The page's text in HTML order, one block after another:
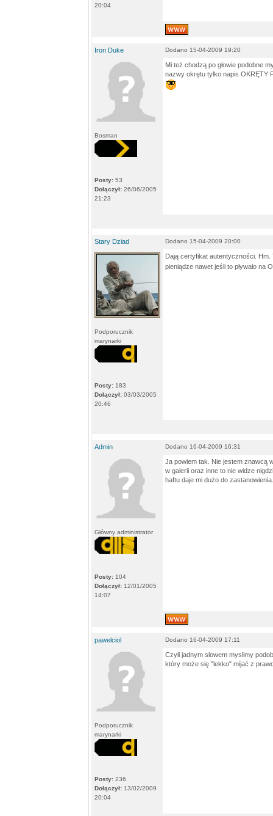
20:04
Iron Duke Dodano 15-04-2009 19:20
Bosman
Posty: 53
Dołączył: 26/06/2005
21:23
Mi też chodzą po głowie podobne
nazwy okrętu tylko napis OKRĘTY
Stary Dziad Dodano 15-04-2009 20:00
Podporucznik
marynarki
Posty: 183
Dołączył: 03/03/2005
20:46
Dają certyfikat autentyczności. Hm.
pieniądze nawet jeśli to pływało na
Admin Dodano 16-04-2009 16:31
Główny administrator
Posty: 104
Dołączył: 12/01/2005
14:07
Ja powiem tak. Nie jestem znawcą
w galerii oraz inne to nie widze
haftu daje mi dużo do
pawelciol Dodano 16-04-2009 17:11
Podporucznik
marynarki
Posty: 236
Dołączył: 13/02/2009
20:04
Czyli jadnym slowem myslimy
który może się "lekko" mijać z